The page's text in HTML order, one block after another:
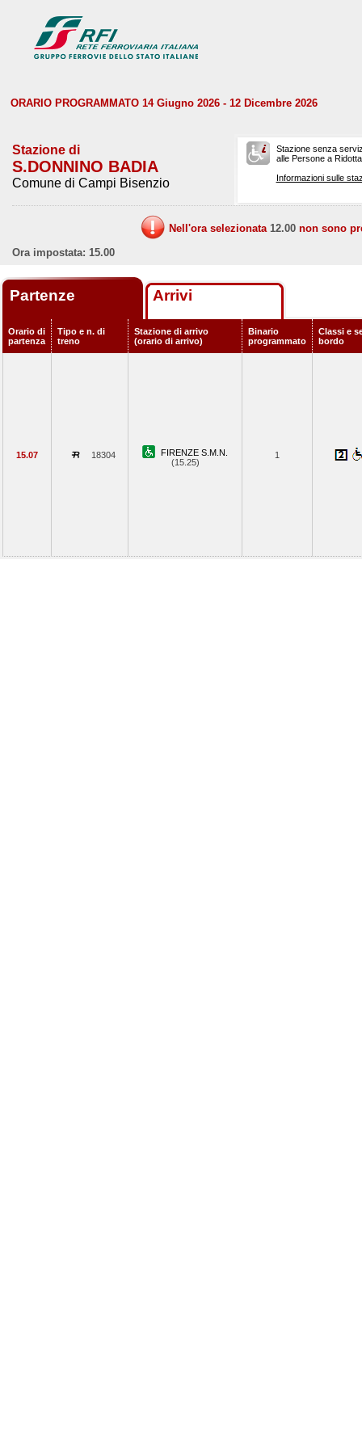
ORARIO PROGRAMMATO 14 Giugno 2026 - 12 Dicembre 2026
Stazione di
S.DONNINO BADIA
Comune di Campi Bisenzio
Stazione senza
alle Persone a
Informazioni sulle
Nell'ora selezionata 12.00 non sono
Ora impostata: 15.00
Partenze Arrivi
Orario di
partenza
Tipo e n. di
treno
Stazione di arrivo
(orario di arrivo)
Binario
programmato
Classi e
bordo
15.07 18304
FIRENZE S.M.N.
(15.25)
1